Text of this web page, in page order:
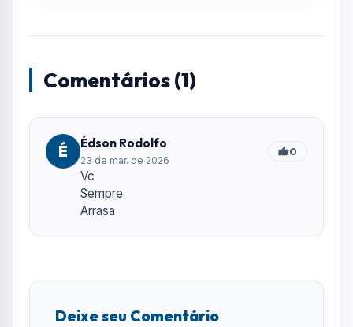
Comentários (1)
É Édson Rodolfo
23 de mar. de 2026
0
Vc
Sempre
Arrasa
Deixe seu Comentário